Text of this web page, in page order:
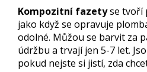
Kompozitní fazetyse tvoří
jako když se opravuje
odolné. Můžou se barvit za
údržbu a trvají jen 5-7 let.
pokud nejste si jistí, zda